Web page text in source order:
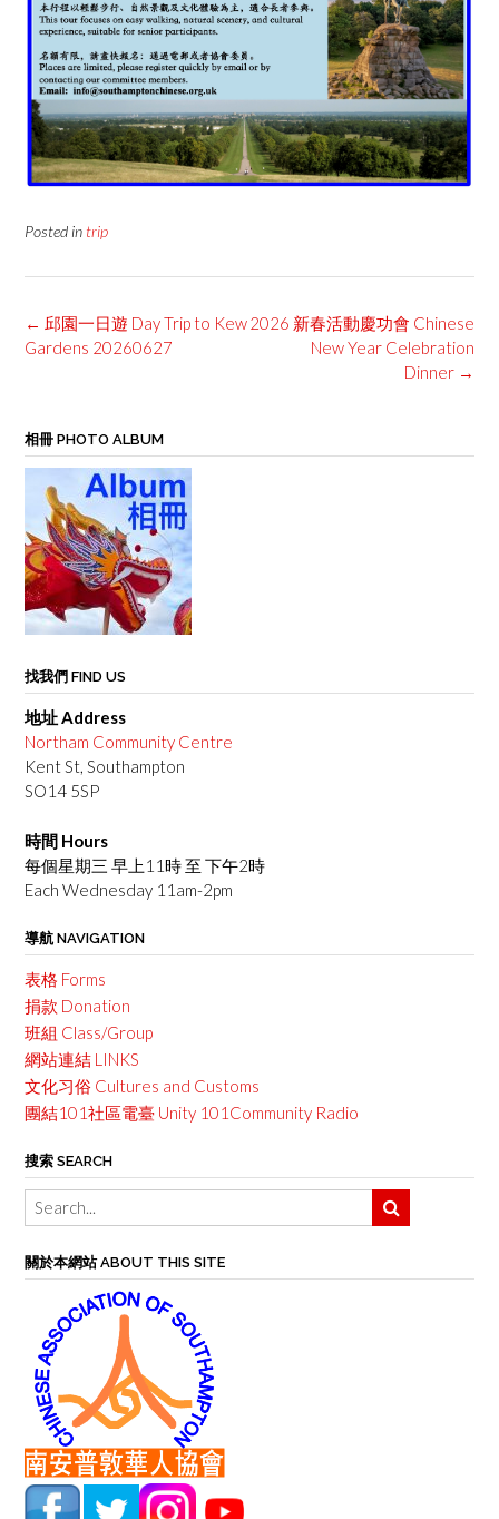
Posted in trip
Post
navigation
2026 新春活動慶功會 Chinese
New Year Celebration
Dinner →
← 邱園一日遊 Day Trip to Kew
Gardens 20260627
相冊 PHOTO ALBUM
找我們 FIND US
地址 Address
Northam Community Centre
Kent St, Southampton
SO14 5SP
時間 Hours
每個星期三 早上11時 至 下午2時
Each Wednesday 11am-2pm
導航 NAVIGATION
表格 Forms
捐款 Donation
班組 Class/Group
網站連結 LINKS
文化习俗 Cultures and Customs
團結101社區電臺 Unity 101Community Radio
搜索 SEARCH
關於本網站 ABOUT THIS SITE